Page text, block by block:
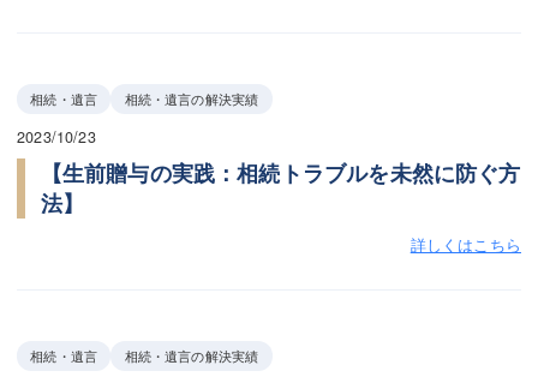
相続・遺言 相続・遺言の解決実績
2023/10/23
【生前贈与の実践：相続トラブルを未然に防ぐ方
法】
詳しくはこちら
相続・遺言 相続・遺言の解決実績